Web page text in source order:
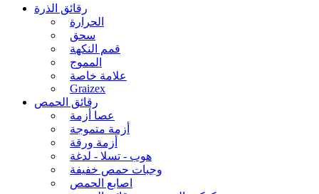
رقائق الذرة
الحرارة
سحق
قمم النكهة
المموج
علامة خاصة
Graizex
رقائق الحمص
عصا أزمة
أزمة متموجة
أزمة ورقة
هوب - تسلا - لدغة
وجبات حمص خفيفة
اصابع الحمص